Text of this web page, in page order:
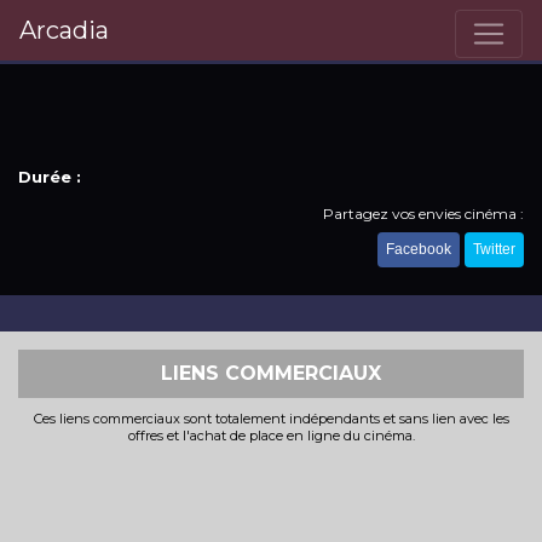
Arcadia
Durée :
Partagez vos envies cinéma :
Facebook Twitter
LIENS COMMERCIAUX
Ces liens commerciaux sont totalement indépendants et sans lien avec les
offres et l'achat de place en ligne du cinéma.